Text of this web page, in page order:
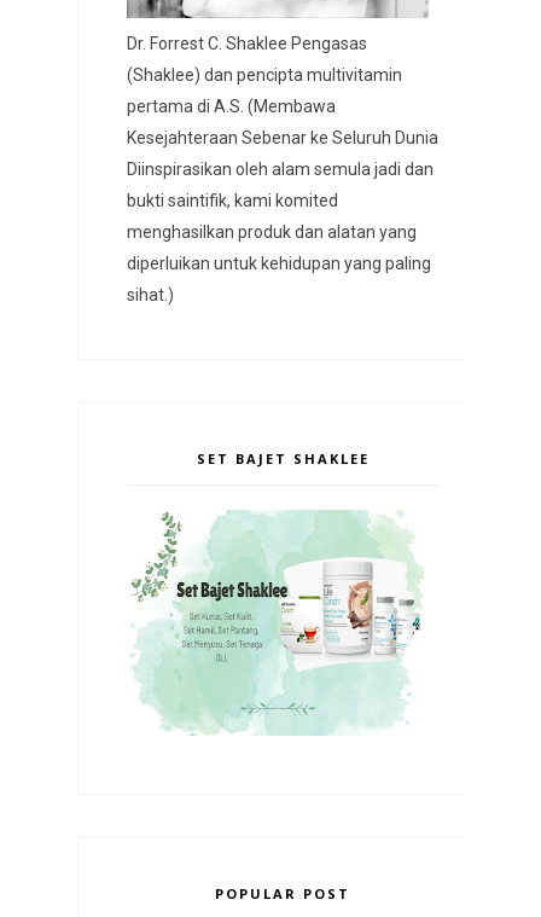
Dr. Forrest C. Shaklee Pengasas
(Shaklee) dan pencipta multivitamin
pertama di A.S. (Membawa
Kesejahteraan Sebenar ke Seluruh Dunia
Diinspirasikan oleh alam semula jadi dan
bukti saintifik, kami komited
menghasilkan produk dan alatan yang
diperluikan untuk kehidupan yang paling
sihat.)
SET BAJET SHAKLEE
POPULAR POST